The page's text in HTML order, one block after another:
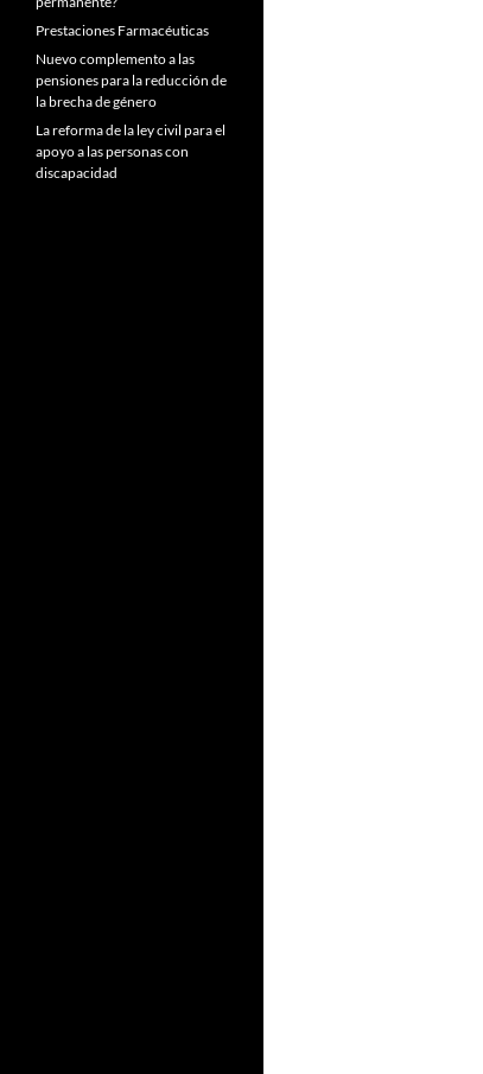
Prestaciones Farmacéuticas
Nuevo complemento a las
pensiones para la reducción de
la brecha de género
La reforma de la ley civil para el
apoyo a las personas con
discapacidad